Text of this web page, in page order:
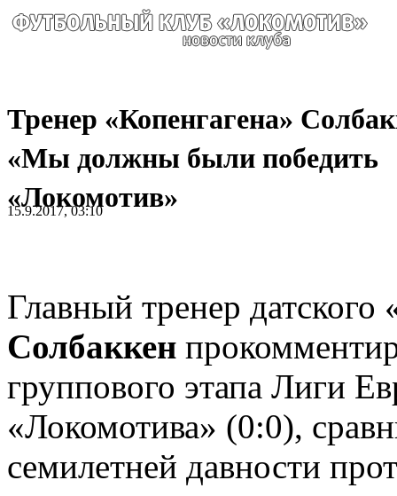
Тренер «Копенгагена»
«Мы должны были победить
«Локомотив»
15.9.2017, 03:10
Главный тренер датского
Солбаккен
группового этапа Лиги
«Локомотива» (0:0),
семилетней давности